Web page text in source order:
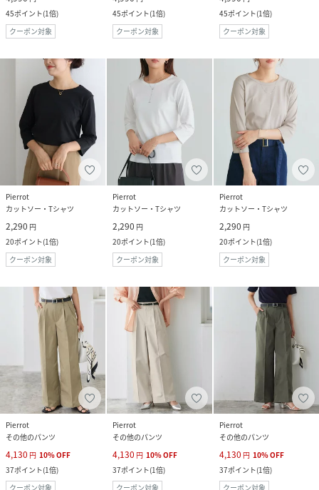
45ポイント(1倍)
クーポン対象
45ポイント(1倍)
クーポン対象
45ポイント(1倍)
クーポン対象
Pierrot
カットソー・Tシャツ
2,290 円
20ポイント(1倍)
クーポン対象
Pierrot
カットソー・Tシャツ
2,290 円
20ポイント(1倍)
クーポン対象
Pierrot
カットソー・Tシャツ
2,290 円
20ポイント(1倍)
クーポン対象
Pierrot
その他のパンツ
4,130 円 10%OFF
37ポイント(1倍)
クーポン対象
Pierrot
その他のパンツ
4,130 円 10%OFF
37ポイント(1倍)
クーポン対象
Pierrot
その他のパンツ
4,130 円 10%OFF
37ポイント(1倍)
クーポン対象